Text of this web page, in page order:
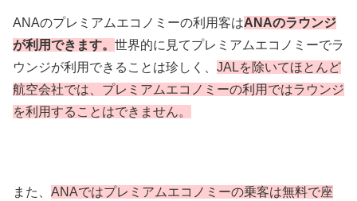
ANAのプレミアムエコノミーの利用客はANAのラウンジ
が利用できます。 世界的に見てプレミアムエコノミーでラ
ウンジが利用できることは珍しく、 JALを除いてほとんど
航空会社では、プレミアムエコノミーの利用ではラウンジ
を利用することはできません。
また、 ANAではプレミアムエコノミーの乗客は無料で座